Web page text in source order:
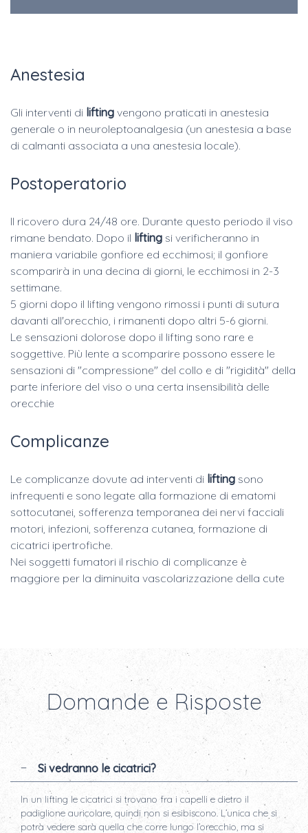
Anestesia
Gli interventi di lifting vengono praticati in anestesia
generale o in neuroleptoanalgesia (un anestesia a base
di calmanti associata a una anestesia locale).
Postoperatorio
Il ricovero dura 24/48 ore. Durante questo periodo il viso
rimane bendato. Dopo il lifting si verificheranno in
maniera variabile gonfiore ed ecchimosi; il gonfiore
scomparirà in una decina di giorni, le ecchimosi in 2-3
settimane.
5 giorni dopo il lifting vengono rimossi i punti di sutura
davanti all'orecchio, i rimanenti dopo altri 5-6 giorni.
Le sensazioni dolorose dopo il lifting sono rare e
soggettive. Più lente a scomparire possono essere le
sensazioni di "compressione" del collo e di "rigidità" della
parte inferiore del viso o una certa insensibilità delle
orecchie
Complicanze
Le complicanze dovute ad interventi di lifting sono
infrequenti e sono legate alla formazione di ematomi
sottocutanei, sofferenza temporanea dei nervi facciali
motori, infezioni, sofferenza cutanea, formazione di
cicatrici ipertrofiche.
Nei soggetti fumatori il rischio di complicanze è
maggiore per la diminuita vascolarizzazione della cute
Domande e Risposte
Si vedranno le cicatrici?
In un lifting le cicatrici si trovano fra i capelli e dietro il
padiglione auricolare, quindi non si esibiscono. L’unica che si
potrà vedere sarà quella che corre lungo l’orecchio, ma si